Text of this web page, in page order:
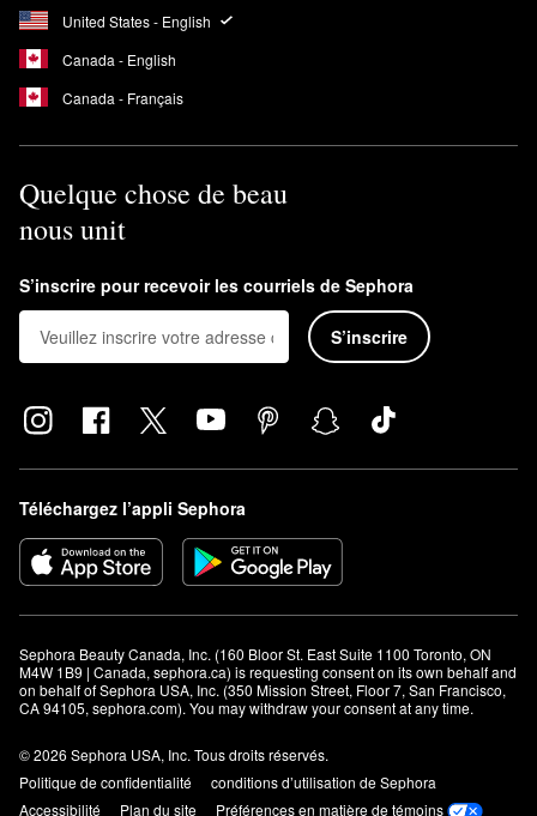
United States - English
Canada - English
Canada - Français
Quelque chose de beau
nous unit
S’inscrire pour recevoir les courriels de Sephora
S’inscrire
Téléchargez l’appli Sephora
Sephora Beauty Canada, Inc. (160 Bloor St. East Suite 1100 Toronto, ON
M4W 1B9 | Canada, sephora.ca) is requesting consent on its own behalf and
on behalf of Sephora USA, Inc. (350 Mission Street, Floor 7, San Francisco,
CA 94105, sephora.com). You may withdraw your consent at any time.
© 2026 Sephora USA, Inc. Tous droits réservés.
Politique de confidentialité
conditions d’utilisation de Sephora
Accessibilité
Plan du site Préférences en matière de témoins